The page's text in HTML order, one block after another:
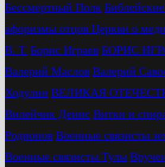
Бессмертный Полк
афоризмы отцов Церкви о
В. Т. Бориc Играев БОРИС
Валерий Маслов Валерий
Ходулин ВЕЛИКАЯ
Вилейчик Денис Витки и
Родионов Военные связисты
Военные связисты Тулы